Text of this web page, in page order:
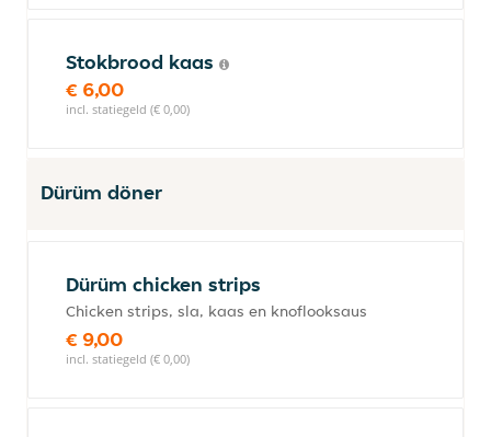
Stokbrood kaas
€ 6,00
incl. statiegeld (€ 0,00)
Dürüm döner
Dürüm chicken strips
Chicken strips, sla, kaas en knoflooksaus
€ 9,00
incl. statiegeld (€ 0,00)